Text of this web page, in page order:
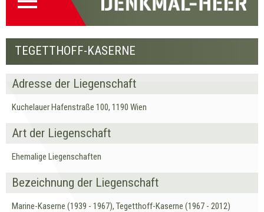
TEGETTHOFF-KASERNE
Adresse der Liegenschaft
Kuchelauer Hafenstraße 100, 1190 Wien
Art der Liegenschaft
Ehemalige Liegenschaften
Bezeichnung der Liegenschaft
Marine-Kaserne (1939 - 1967), Tegetthoff-Kaserne (1967 - 2012)